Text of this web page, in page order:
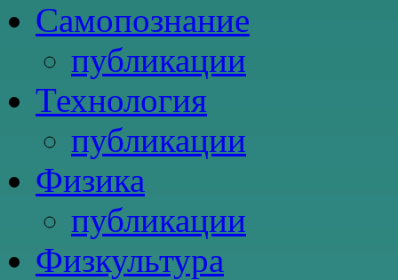
Самопознание
публикации
Технология
публикации
Физика
публикации
Физкультура